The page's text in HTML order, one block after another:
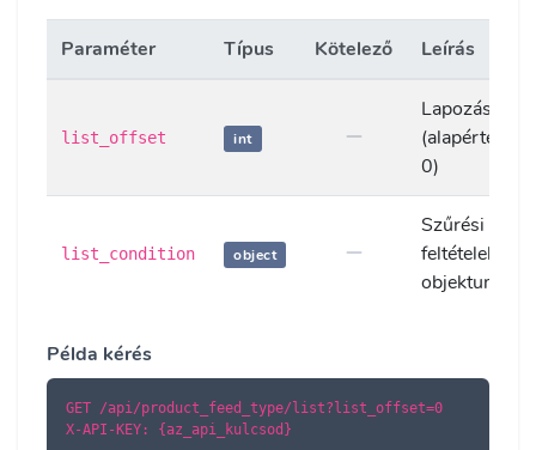
Paraméter Típus Kötelező Leírás
list_offset int
Lapozás
0)
list_condition object
Szűrési
feltételek
objektuma
Példa kérés
GET /api/product_feed_type/list?list_offset=0
X-API-KEY: {az_api_kulcsod}